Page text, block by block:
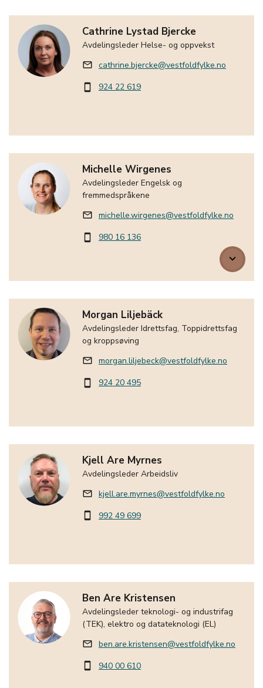
Cathrine Lystad Bjercke
Avdelingsleder Helse- og oppvekst
mail_outline cathrine.bjercke@vestfoldfylke.no
smartphone 924 22 619
Michelle Wirgenes
Avdelingsleder Engelsk og
fremmedspråkene
mail_outline michelle.wirgenes@vestfoldfylke.no
smartphone 980 16 136
keyboard_arrow_down
Morgan Liljebäck
Avdelingsleder Idrettsfag, Toppidrettsfag
og kroppsøving
mail_outline morgan.liljebeck@vestfoldfylke.no
smartphone 924 20 495
Kjell Are Myrnes
Avdelingsleder Arbeidsliv
mail_outline kjell.are.myrnes@vestfoldfylke.no
smartphone 992 49 699
Ben Are Kristensen
Avdelingsleder teknologi- og industrifag
(TEK), elektro og datateknologi (EL)
mail_outline ben.are.kristensen@vestfoldfylke.no
smartphone 940 00 610